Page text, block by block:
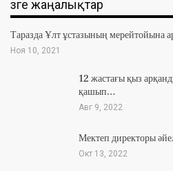
Өзге жаңалықтар
Таразда Ұлт ұстазының мерейтойына
Ноя 10, 2021
12 жастағы қыз
қашып…
Авг 9, 2022
Мектеп директоры
Окт 13, 2022